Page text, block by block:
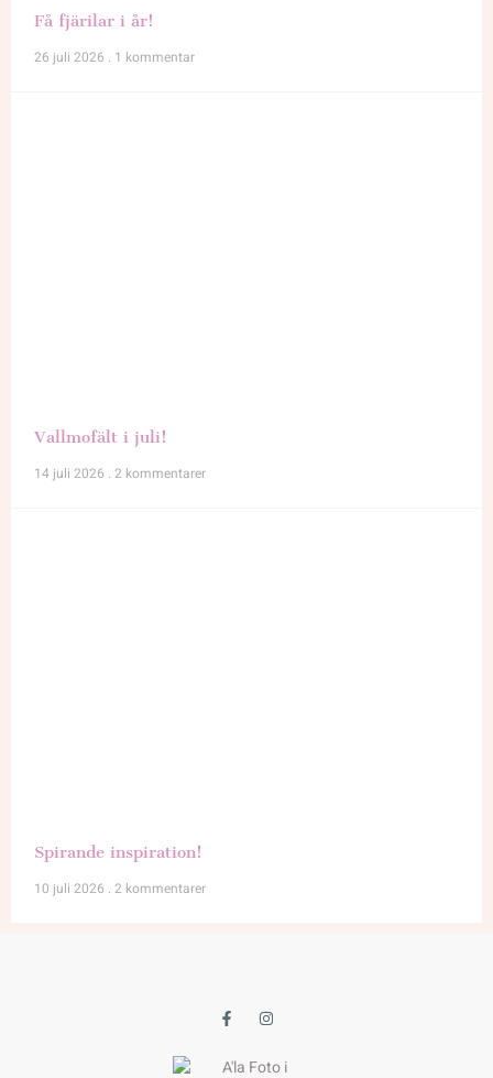
Få fjärilar i år!
26 juli 2026
1 kommentar
Vallmofält i juli!
14 juli 2026 2 kommentarer
Spirande inspiration!
10 juli 2026 2 kommentarer